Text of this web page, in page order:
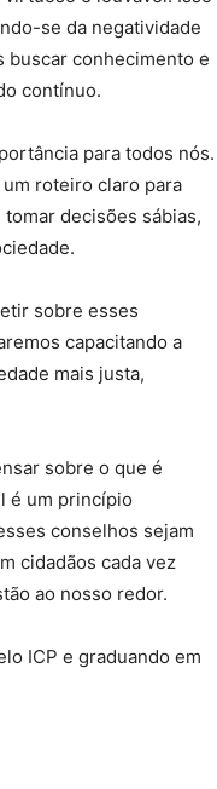
se da negatividade
buscar conhecimento e
contínuo.
para todos nós.
roteiro claro para
decisões sábias,
sobre esses
capacitando a
mais justa,
sobre o que é
é um princípio
conselhos sejam
cidadãos cada vez
ao nosso redor.
ICP e graduando em